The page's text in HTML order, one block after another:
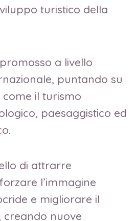
turistico della
a livello
puntando su
come il turismo
paesaggistico ed
di attrarre
l’immagine
e migliorare il
creando nuove